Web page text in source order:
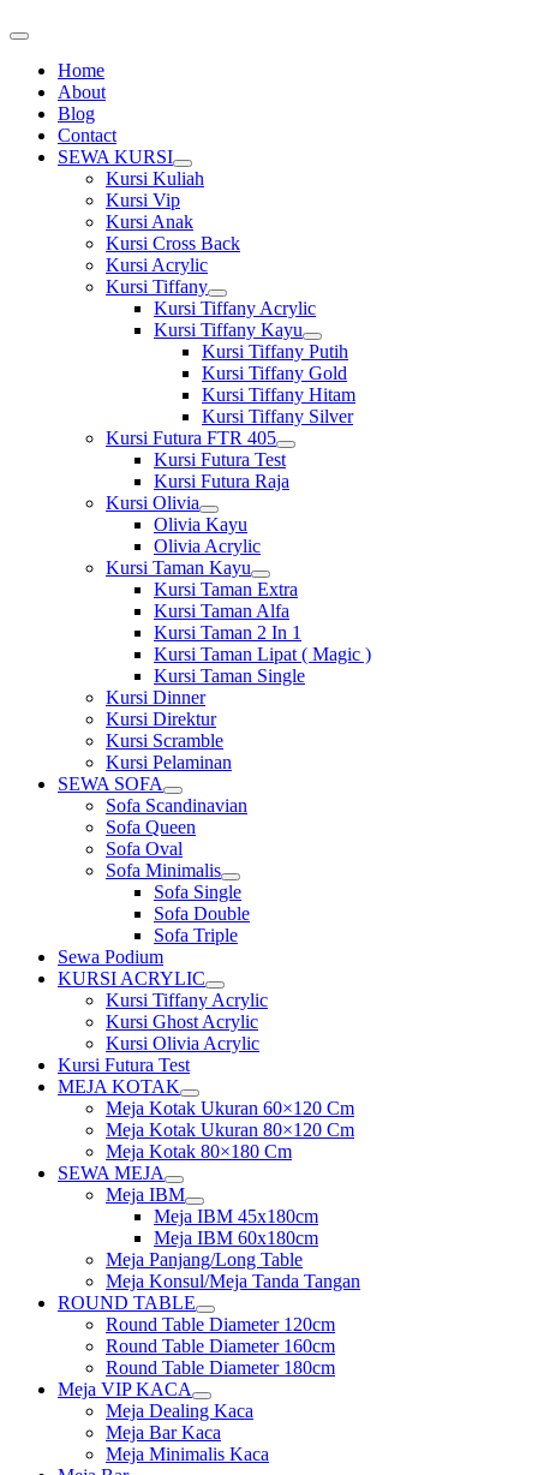
Home
About
Blog
Contact
SEWA KURSI
Show
sub
Kursi Kuliah
Kursi Vip
Kursi Anak
Kursi Cross Back
Kursi Acrylic
Kursi Tiffany
Show
sub
menu
Kursi Tiffany Acrylic
Kursi Tiffany Kayu
Show
sub
menu
Kursi Tiffany Putih
Kursi Tiffany Gold
Kursi Tiffany Hitam
Kursi Tiffany Silver
Kursi Futura FTR 405
Show
sub
menu
Kursi Futura Test
Kursi Futura Raja
Kursi Olivia
Show
sub
menu
Olivia Kayu
Olivia Acrylic
Kursi Taman Kayu
Show
sub
menu
Kursi Taman Extra
Kursi Taman Alfa
Kursi Taman 2 In 1
Kursi Taman Lipat ( Magic )
Kursi Taman Single
Kursi Dinner
Kursi Direktur
Kursi Scramble
Kursi Pelaminan
SEWA SOFA
Show
sub
menu
Sofa Scandinavian
Sofa Queen
Sofa Oval
Sofa Minimalis
Show
sub
menu
Sofa Single
Sofa Double
Sofa Triple
Sewa Podium
KURSI ACRYLIC
Show
sub
menu
Kursi Tiffany Acrylic
Kursi Ghost Acrylic
Kursi Olivia Acrylic
Kursi Futura Test
MEJA KOTAK
Show
sub
menu
Meja Kotak Ukuran 60×120 Cm
Meja Kotak Ukuran 80×120 Cm
Meja Kotak 80×180 Cm
SEWA MEJA
Show
sub
menu
Meja IBM
Show
sub
menu
Meja IBM 45x180cm
Meja IBM 60x180cm
Meja Panjang/Long Table
Meja Konsul/Meja Tanda Tangan
ROUND TABLE
Show
sub
menu
Round Table Diameter 120cm
Round Table Diameter 160cm
Round Table Diameter 180cm
Meja VIP KACA
Show
sub
menu
Meja Dealing Kaca
Meja Bar Kaca
Meja Minimalis Kaca